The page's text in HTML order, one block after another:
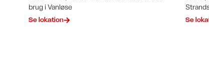
brug i Vanløse
Se lokation Se